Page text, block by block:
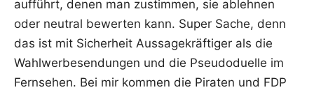
auf­führt, denen man zustim­men, sie ableh­nen
oder neu­tral bewer­ten kann. Super Sache, denn
das ist mit Sicher­heit Aus­sa­ge­kräf­ti­ger als die
Wahl­wer­be­sen­dun­gen und die Pseu­do­du­el­le im
Fern­se­hen. Bei mir kom­men die Pira­ten und FDP